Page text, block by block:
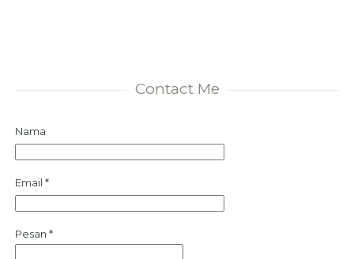
Contact Me
Nama
Email*
Pesan*